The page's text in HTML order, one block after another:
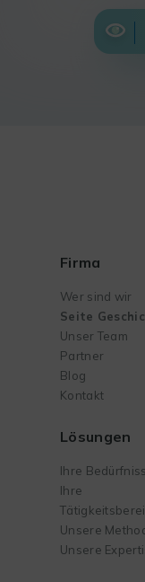
Firma
Wer sind wir
Seite
Unser Team
Partner
Blog
Kontakt
Lösungen
Ihre
Ihre
Unsere
Unsere